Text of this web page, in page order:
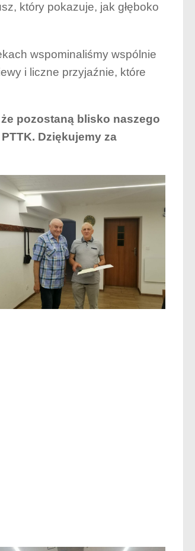
który pokazuje, jak głęboko
wspominaliśmy wspólnie
i liczne przyjaźnie, które
pozostaną blisko naszego
Dziękujemy za